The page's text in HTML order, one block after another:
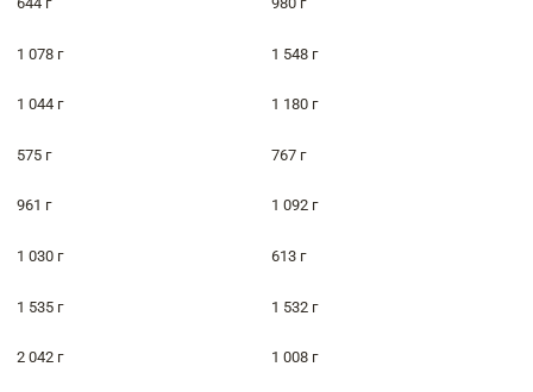
1 078 г 1 548 г
1 044 г 1 180 г
575 г 767 г
961 г 1 092 г
1 030 г 613 г
1 535 г 1 532 г
2 042 г 1 008 г